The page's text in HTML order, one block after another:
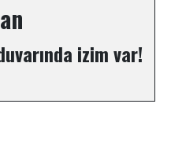
izim var!